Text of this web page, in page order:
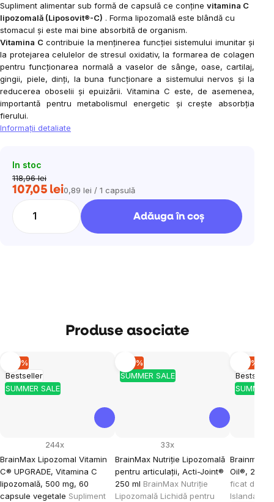
Supliment alimentar sub formă de capsulă ce conține vitamina C
lipozomală (Liposovit®-C) . Forma lipozomală este blândă cu
stomacul și este mai bine absorbită de organism.
Vitamina C contribuie la menținerea funcției sistemului imunitar și
la protejarea celulelor de stresul oxidativ, la formarea de colagen
pentru funcționarea normală a vaselor de sânge, oase, cartilaj,
gingii, piele, dinți, la buna funcționare a sistemului nervos și la
reducerea oboselii și epuizării. Vitamina C este, de asemenea,
importantă pentru
metabolismul energetic și crește absorbția
fierului.
Informaţii detaliate
In stoc
118,96 lei
107,05 leiEvaluare
0,89 lei / 1 capsulă
Adăuga în coş
Produse asociate
Bestseller
SUMMER SALE
–10 %
BrainMax Lipozomal Vitamin
C® UPGRADE, Vitamina C
lipozomală, 500 mg, 60
capsule vegetale Supliment
244x
SUMMER SALE
–10 %
BrainMax Nutriție Lipozomală
pentru articulații, Acti-Joint®
250 ml BrainMax Nutriție
Lipozomală Lichidă pentru
33x
Bestseller
SUMMER
–10 %
Brainmax
Oil®, 240
ficat de
Islanda,